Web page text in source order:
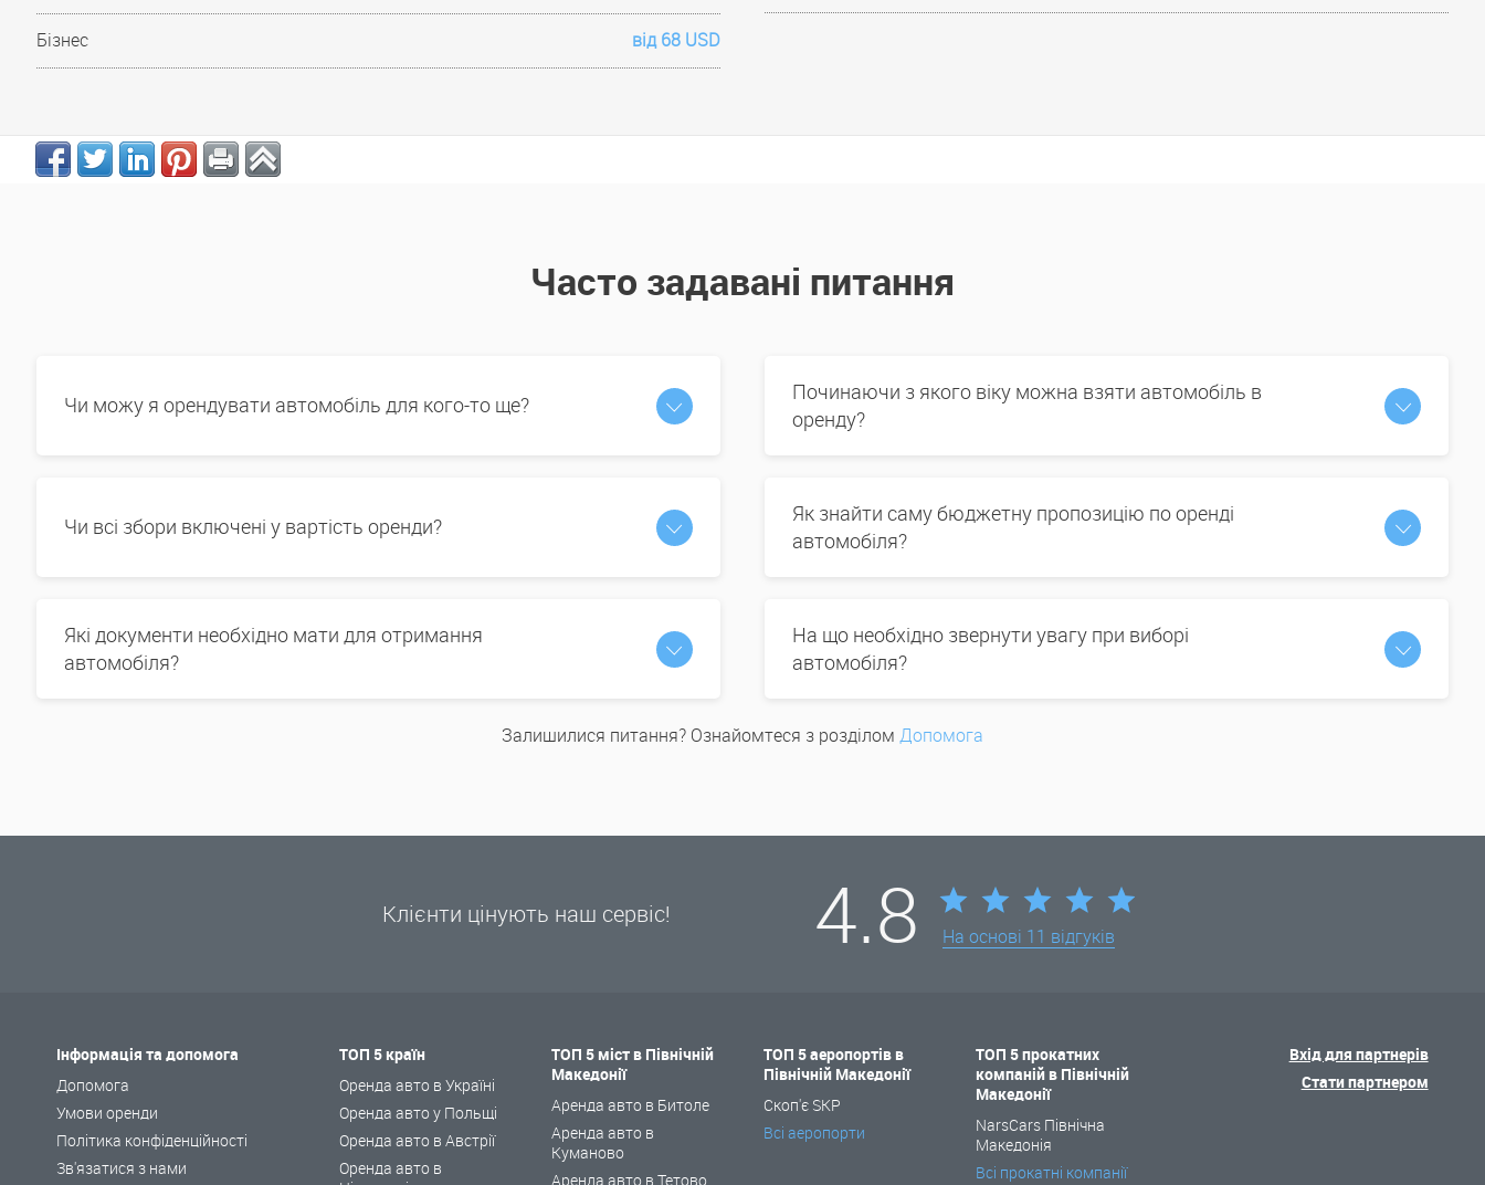
Бізнес від 68 USD
Часто задавані питання
Чи можу я орендувати автомобіль для кого-то ще?
Починаючи з якого віку можна взяти автомобіль в
оренду?
Чи всі збори включені у вартість оренди?
Як знайти саму бюджетну пропозицію по оренді
автомобіля?
Які документи необхідно мати для отримання
автомобіля?
На що необхідно звернути увагу при виборі
автомобіля?
Залишилися питання? Ознайомтеся з розділом Допомога
Клієнти цінують наш сервіс! 4.8 На основі 11 відгуків
Інформація та допомога
Допомога
Умови оренди
Політика конфіденційності
Зв'язатися з нами
ТОП 5 країн
Оренда авто в Україні
Оренда авто у Польщі
Оренда авто в Австрії
Оренда авто в
ТОП 5 міст в Північній
Македонії
Аренда авто в Битоле
Аренда авто в
Куманово
Аренда авто в Тетово
ТОП 5 аеропортів в
Північній Македонії
Скоп'є SKP
Всі аеропорти
ТОП 5 прокатних
компаній в Північній
Македонії
NarsCars Північна
Македонія
Всі прокатні компанії
Вхід для партнерів
Стати партнером